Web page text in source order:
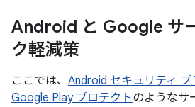
Android と Google サ
ク軽減策
ここでは、 Android セキュリティ
Google Play プロテクトのようなサ